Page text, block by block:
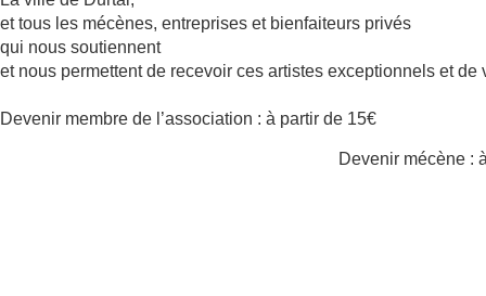
et tous les mécènes, entreprises et bienfaiteurs privés
qui nous soutiennent
et nous permettent de recevoir ces artistes exceptionnels et
Devenir membre de l’association : à partir de 15€
Devenir mécène :